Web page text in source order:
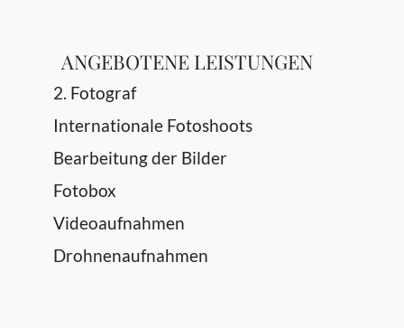
ANGEBOTENE LEISTUNGEN
2. Fotograf
Internationale Fotoshoots
Bearbeitung der Bilder
Fotobox
Videoaufnahmen
Drohnenaufnahmen